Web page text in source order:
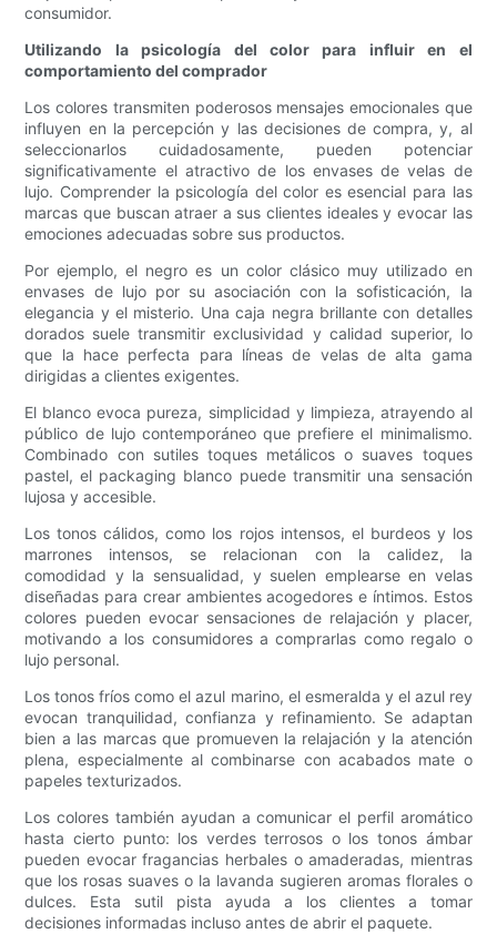
consumidor.
Utilizando la psicología del color para influir en el
comportamiento del comprador
Los colores transmiten poderosos mensajes emocionales que
influyen en la percepción y las decisiones de compra, y, al
seleccionarlos cuidadosamente, pueden potenciar
significativamente el atractivo de los envases de velas de
lujo. Comprender la psicología del color es esencial para las
marcas que buscan atraer a sus clientes ideales y evocar las
emociones adecuadas sobre sus productos.
Por ejemplo, el negro es un color clásico muy utilizado en
envases de lujo por su asociación con la sofisticación, la
elegancia y el misterio. Una caja negra brillante con detalles
dorados suele transmitir exclusividad y calidad superior, lo
que la hace perfecta para líneas de velas de alta gama
dirigidas a clientes exigentes.
El blanco evoca pureza, simplicidad y limpieza, atrayendo al
público de lujo contemporáneo que prefiere el minimalismo.
Combinado con sutiles toques metálicos o suaves toques
pastel, el packaging blanco puede transmitir una sensación
lujosa y accesible.
Los tonos cálidos, como los rojos intensos, el burdeos y los
marrones intensos, se relacionan con la calidez, la
comodidad y la sensualidad, y suelen emplearse en velas
diseñadas para crear ambientes acogedores e íntimos. Estos
colores pueden evocar sensaciones de relajación y placer,
motivando a los consumidores a comprarlas como regalo o
lujo personal.
Los tonos fríos como el azul marino, el esmeralda y el azul rey
evocan tranquilidad, confianza y refinamiento. Se adaptan
bien a las marcas que promueven la relajación y la atención
plena, especialmente al combinarse con acabados mate o
papeles texturizados.
Los colores también ayudan a comunicar el perfil aromático
hasta cierto punto: los verdes terrosos o los tonos ámbar
pueden evocar fragancias herbales o amaderadas, mientras
que los rosas suaves o la lavanda sugieren aromas florales o
dulces. Esta sutil pista ayuda a los clientes a tomar
decisiones informadas incluso antes de abrir el paquete.